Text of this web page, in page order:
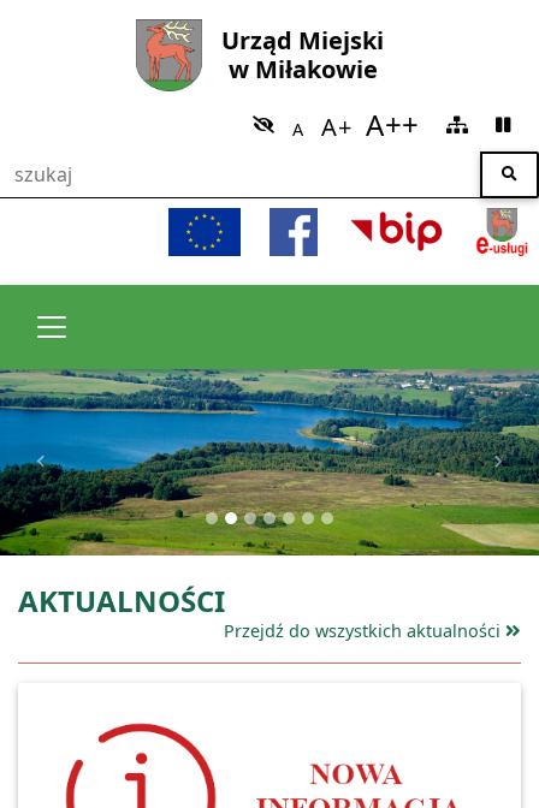
Urząd Miejski
w Miłakowie
Poprzedni
AKTUALNOŚCI
Przejdź do wszystkich aktualności